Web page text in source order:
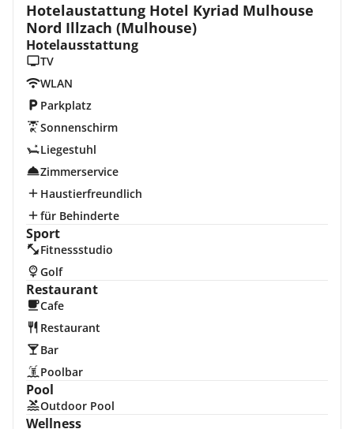
Hotelaustattung Hotel Kyriad Mulhouse
Nord Illzach (Mulhouse)
Hotelausstattung
TV
WLAN
Parkplatz
Sonnenschirm
Liegestuhl
Zimmerservice
Haustierfreundlich
für Behinderte
Sport
Fitnessstudio
Golf
Restaurant
Cafe
Restaurant
Bar
Poolbar
Pool
Outdoor Pool
Wellness